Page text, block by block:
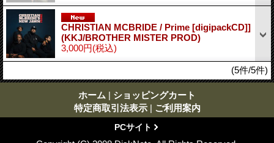
CHRISTIAN MCBRIDE / Prime [digipackCD]]
(KKJ/BROTHER MISTER PROD)
3,000円(税込)
(5件/5件)
ホーム | ショッピングカート
特定商取引法表示 | ご利用案内
PCサイト